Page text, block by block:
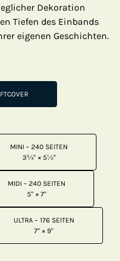
Dekoration
Tiefen des Einbands
eigenen Geschichten.
MINI – 240 SEITEN
3¾" × 5½"
MIDI – 240 SEITEN
5" × 7"
ULTRA – 176 SEITEN
7" × 9"